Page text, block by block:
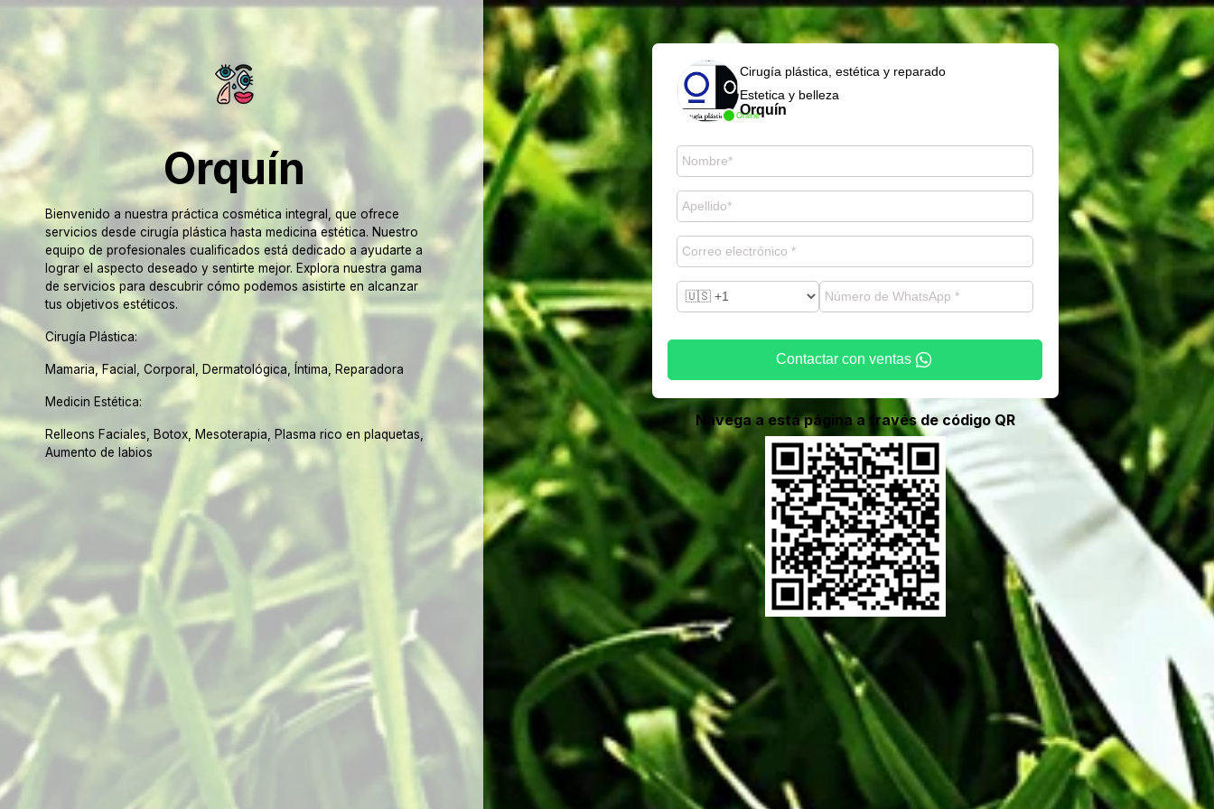
Orquín
Bienvenido a nuestra práctica cosmética integral, que ofrece
servicios desde cirugía plástica hasta medicina estética. Nuestro
equipo de profesionales cualificados está dedicado a ayudarte a
lograr el aspecto deseado y sentirte mejor. Explora nuestra gama
de servicios para descubrir cómo podemos asistirte en alcanzar
tus objetivos estéticos.
Cirugía Plástica:
Mamaria, Facial, Corporal, Dermatológica, Íntima, Reparadora
Medicin Estética:
Relleons Faciales, Botox, Mesoterapia, Plasma rico en plaquetas,
Aumento de labios
Online
Cirugía plástica, estética y reparado
Estetica y belleza
Orquín
Contactar con ventas
Navega a está página a través de código QR